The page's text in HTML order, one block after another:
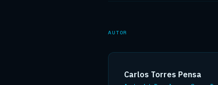
AUTOR
Carlos Torres Pensa